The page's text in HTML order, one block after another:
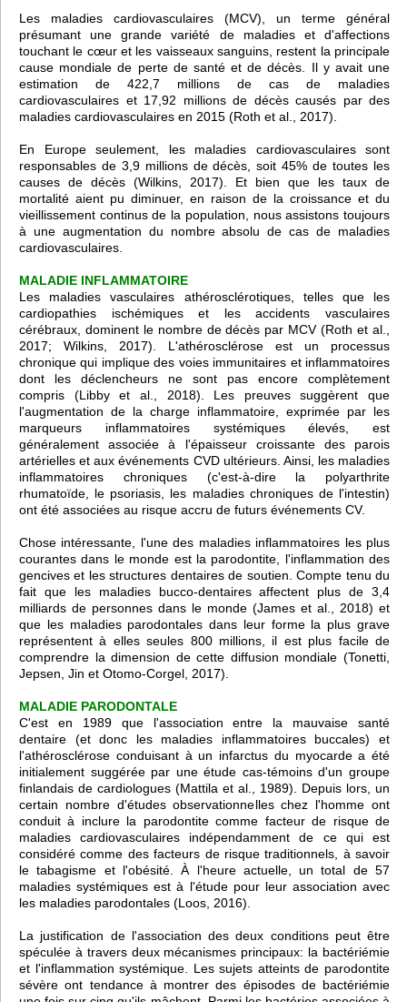
Les maladies cardiovasculaires (MCV), un terme général
présumant une grande variété de maladies et d'affections
touchant le cœur et les vaisseaux sanguins, restent la principale
cause mondiale de perte de santé et de décès. Il y avait une
estimation de 422,7 millions de cas de maladies
cardiovasculaires et 17,92 millions de décès causés par des
maladies cardiovasculaires en 2015 (Roth et al., 2017).
En Europe seulement, les maladies cardiovasculaires sont
responsables de 3,9 millions de décès, soit 45% de toutes les
causes de décès (Wilkins, 2017). Et bien que les taux de
mortalité aient pu diminuer, en raison de la croissance et du
vieillissement continus de la population, nous assistons toujours
à une augmentation du nombre absolu de cas de maladies
cardiovasculaires.
MALADIE INFLAMMATOIRE
Les maladies vasculaires athérosclérotiques, telles que les
cardiopathies ischémiques et les accidents vasculaires
cérébraux, dominent le nombre de décès par MCV (Roth et al.,
2017; Wilkins, 2017). L'athérosclérose est un processus
chronique qui implique des voies immunitaires et inflammatoires
dont les déclencheurs ne sont pas encore complètement
compris (Libby et al., 2018). Les preuves suggèrent que
l'augmentation de la charge inflammatoire, exprimée par les
marqueurs inflammatoires systémiques élevés, est
généralement associée à l'épaisseur croissante des parois
artérielles et aux événements CVD ultérieurs. Ainsi, les maladies
inflammatoires chroniques (c'est-à-dire la polyarthrite
rhumatoïde, le psoriasis, les maladies chroniques de l'intestin)
ont été associées au risque accru de futurs événements CV.
Chose intéressante, l'une des maladies inflammatoires les plus
courantes dans le monde est la parodontite, l'inflammation des
gencives et les structures dentaires de soutien. Compte tenu du
fait que les maladies bucco-dentaires affectent plus de 3,4
milliards de personnes dans le monde (James et al., 2018) et
que les maladies parodontales dans leur forme la plus grave
représentent à elles seules 800 millions, il est plus facile de
comprendre la dimension de cette diffusion mondiale (Tonetti,
Jepsen, Jin et Otomo-Corgel, 2017).
MALADIE PARODONTALE
C'est en 1989 que l'association entre la mauvaise santé
dentaire (et donc les maladies inflammatoires buccales) et
l'athérosclérose conduisant à un infarctus du myocarde a été
initialement suggérée par une étude cas-témoins d'un groupe
finlandais de cardiologues (Mattila et al., 1989). Depuis lors, un
certain nombre d'études observationnelles chez l'homme ont
conduit à inclure la parodontite comme facteur de risque de
maladies cardiovasculaires indépendamment de ce qui est
considéré comme des facteurs de risque traditionnels, à savoir
le tabagisme et l'obésité. À l'heure actuelle, un total de 57
maladies systémiques est à l'étude pour leur association avec
les maladies parodontales (Loos, 2016).
La justification de l'association des deux conditions peut être
spéculée à travers deux mécanismes principaux: la bactériémie
et l'inflammation systémique. Les sujets atteints de parodontite
sévère ont tendance à montrer des épisodes de bactériémie